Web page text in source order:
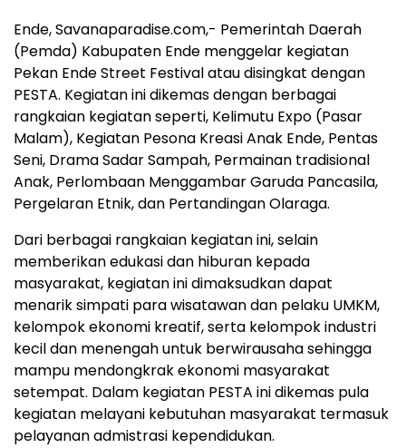
Ende, Savanaparadise.com,- Pemerintah Daerah
(Pemda) Kabupaten Ende menggelar kegiatan
Pekan Ende Street Festival atau disingkat dengan
PESTA. Kegiatan ini dikemas dengan berbagai
rangkaian kegiatan seperti, Kelimutu Expo (Pasar
Malam), Kegiatan Pesona Kreasi Anak Ende, Pentas
Seni, Drama Sadar Sampah, Permainan tradisional
Anak, Perlombaan Menggambar Garuda Pancasila,
Pergelaran Etnik, dan Pertandingan Olaraga.
Dari berbagai rangkaian kegiatan ini, selain
memberikan edukasi dan hiburan kepada
masyarakat, kegiatan ini dimaksudkan dapat
menarik simpati para wisatawan dan pelaku UMKM,
kelompok ekonomi kreatif, serta kelompok industri
kecil dan menengah untuk berwirausaha sehingga
mampu mendongkrak ekonomi masyarakat
setempat. Dalam kegiatan PESTA ini dikemas pula
kegiatan melayani kebutuhan masyarakat termasuk
pelayanan admistrasi kependidukan.